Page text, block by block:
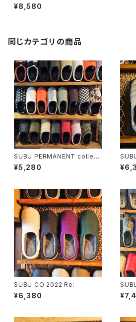
¥8,580
同じカテゴリの商品
SUBU PERMANENT collecti
on
¥5,280
SUBU CO 2022 Re:
¥6,380